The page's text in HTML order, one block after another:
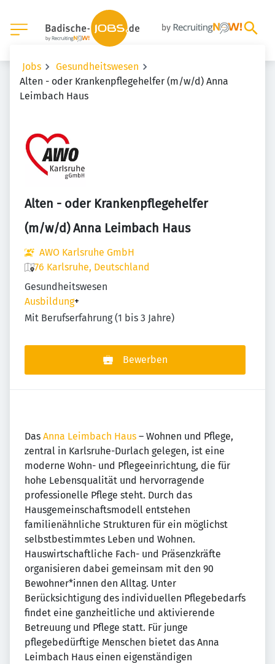
Jobs
Gesundheitswesen
Alten - oder Krankenpflegehelfer (m/w/d) Anna
Leimbach Haus
Alten - oder Krankenpflegehelfer
(m/w/d) Anna Leimbach Haus
AWO Karlsruhe GmbH
76 Karlsruhe, Deutschland
Gesundheitswesen
Ausbildung+
Mit Berufserfahrung (1 bis 3 Jahre)
Bewerben
Das Anna Leimbach Haus – Wohnen und Pflege,
zentral in Karlsruhe-Durlach gelegen, ist eine
moderne Wohn- und Pflegeeinrichtung, die für
hohe Lebensqualität und hervorragende
professionelle Pflege steht. Durch das
Hausgemeinschaftsmodell entstehen
familienähnliche Strukturen für ein möglichst
selbstbestimmtes Leben und Wohnen.
Hauswirtschaftliche Fach- und Präsenzkräfte
organisieren dabei gemeinsam mit den 90
Bewohner*innen den Alltag. Unter
Berücksichtigung des individuellen Pflegebedarfs
findet eine ganzheitliche und aktivierende
Betreuung und Pflege statt. Für junge
pflegebedürftige Menschen bietet das Anna
Leimbach Haus einen eigenständigen